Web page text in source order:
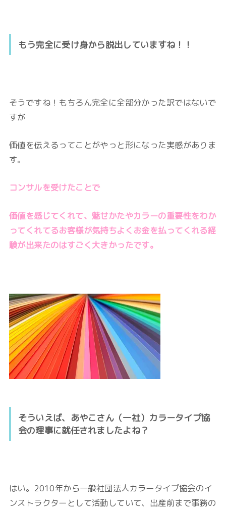
もう完全に受け身から脱出していますね！！
そうですね！もちろん完全に全部分かった訳ではないで
すが
価値を伝えるってことがやっと形になった実感がありま
す。
コンサルを受けたことで
価値を感じてくれて、魅せかたやカラーの重要性をわか
ってくれてるお客様が気持ちよくお金を払ってくれる経
験が出来たのはすごく大きかったです。
そういえば、あやこさん（一社）カラータイプ協
会の理事に就任されましたよね？
はい。 2010年から一般社団法人カラータイプ協会のイ
ンストラクターとして活動していて、出産前まで事務の